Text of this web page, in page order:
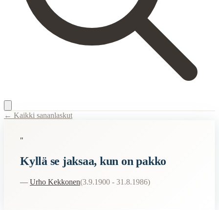
Description:Tämä sanonta tarkoittaa sitä, että ihmiset pystyvät
Related Topics
← Kaikki sananlaskut
"
Kyllä se jaksaa, kun on pakko
— Urho Kekkonen(3.9.1900 - 31.8.1986)